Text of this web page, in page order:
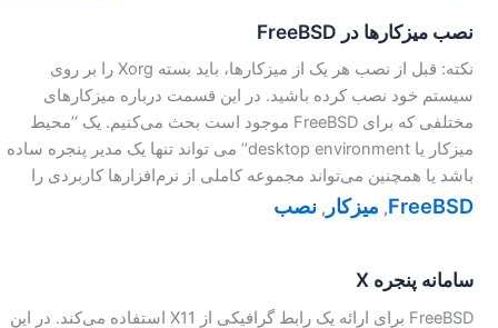
نصب میز‌کارها در FreeBSD
نکته: قبل از نصب هر یک از میزکارها، باید بسته Xorg را بر روی
سیستم خود نصب کرده باشید. در این قسمت درباره میزکار‌های
مختلفی که برای FreeBSD موجود است بحث می‌کنیم. یک ‘’محیط
میزکار یا desktop environment’’ می تواند تنها یک مدیر پنجره ساده
باشد یا همچنین می‌تواند مجموعه کاملی از نرم‌افزارها کاربردی را
FreeBSD
, میزکار , نصب
سامانه پنجره X
FreeBSD برای ارائه یک رابط گرافیکی از X11 استفاده می‌کند. در این